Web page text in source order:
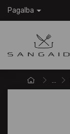
Pagalba
...